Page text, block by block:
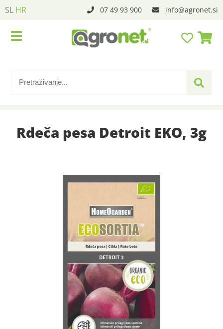
SL HR 07 49 93 900 info agronet.si
Rdeča pesa Detroit EKO, 3g